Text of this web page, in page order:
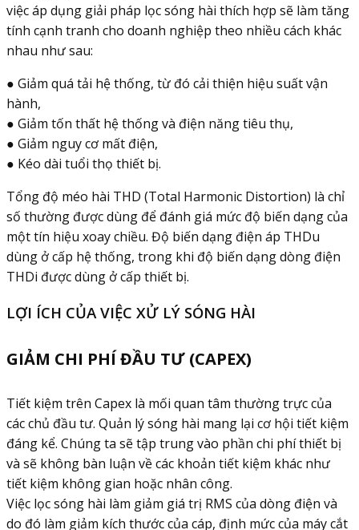
việc áp dụng giải pháp lọc sóng hài thích hợp sẽ làm tăng
tính cạnh tranh cho doanh nghiệp theo nhiều cách khác
nhau như sau:
● Giảm quá tải hệ thống, từ đó cải thiện hiệu suất vận
hành,
● Giảm tốn thất hệ thống và điện năng tiêu thụ,
● Giảm nguy cơ mất điện,
● Kéo dài tuổi thọ thiết bị.
Tổng độ méo hài THD (Total Harmonic Distortion) là chỉ
số thường được dùng để đánh giá mức độ biến dạng của
một tín hiệu xoay chiều. Độ biến dạng điện áp THDu
dùng ở cấp hệ thống, trong khi độ biến dạng dòng điện
THDi được dùng ở cấp thiết bị.
LỢI ÍCH CỦA VIỆC XỬ LÝ SÓNG HÀI
GIẢM CHI PHÍ ĐẦU TƯ (CAPEX)
Tiết kiệm trên Capex là mối quan tâm thường trực của
các chủ đầu tư. Quản lý sóng hài mang lại cơ hội tiết kiệm
đáng kể. Chúng ta sẽ tập trung vào phần chi phí thiết bị
và sẽ không bàn luận về các khoản tiết kiệm khác như
tiết kiệm không gian hoặc nhân công.
Việc lọc sóng hài làm giảm giá trị RMS của dòng điện và
do đó làm giảm kích thước của cáp, định mức của máy cắt